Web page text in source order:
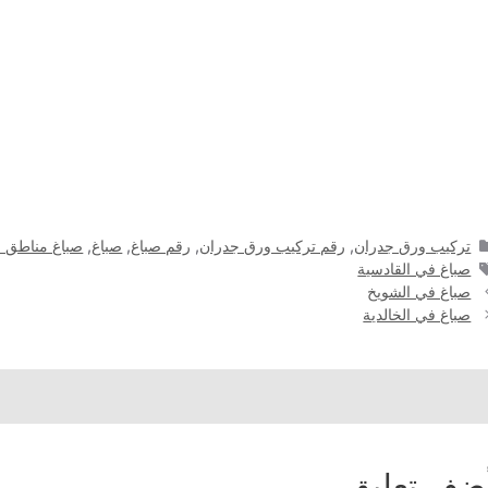
التصنيفات
تركيب ورق جدران, رقم تركيب ورق جدران, رقم صباغ, صباغ, صباغ مناطق
الوسوم
صباغ في القادسية
صباغ في الشويخ
صباغ في الخالدية